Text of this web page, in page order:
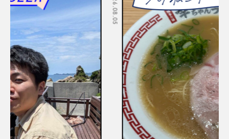
2026.08.05 2026.07.29